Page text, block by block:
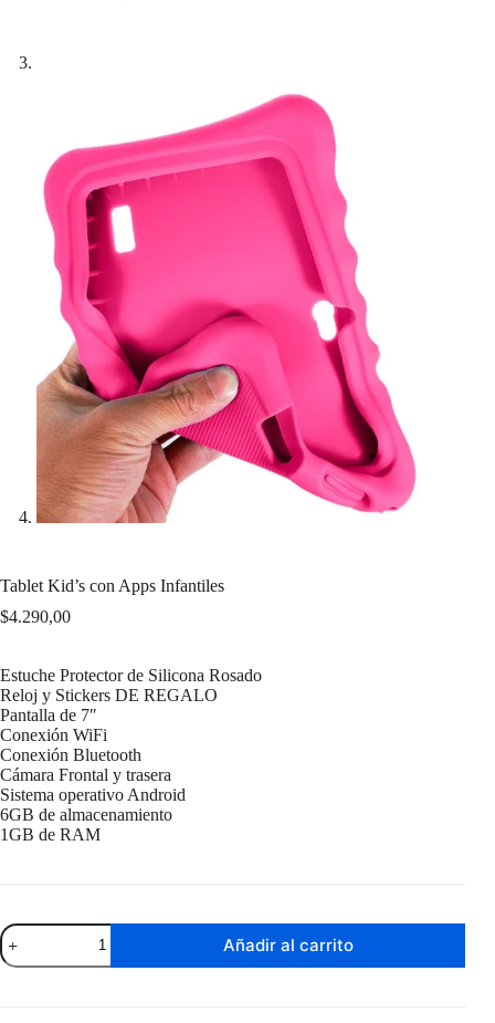
Tablet Kid’s con Apps Infantiles
$4.290,00
Estuche Protector de Silicona Rosado
Reloj y Stickers DE REGALO
Pantalla de 7″
Conexión WiFi
Conexión Bluetooth
Cámara Frontal y trasera
Sistema operativo Android
6GB de almacenamiento
1GB de RAM
Tablet
Kid’s
con
Añadir al carrito